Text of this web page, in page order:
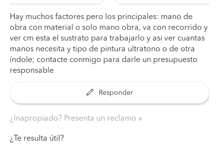
Hay muchos factores pero los principales: mano de
obra con material o solo mano obra, va con recorrido y
ver cm esta el sustrato para trabajarlo y asi ver cuantas
manos necesita y tipo de pintura ultratono o de otra
índole; contacte conmigo para darle un presupuesto
responsable
Responder
¿Inapropiado? Presenta un reclamo
¿Te resulta útil?